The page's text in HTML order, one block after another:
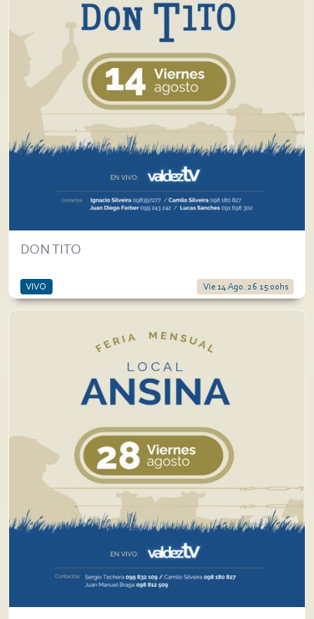
DON TITO
VIVO Vie 14 Ago. 26 15:00hs